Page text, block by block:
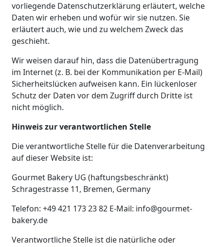
vorliegende Datenschutzerklärung erläutert, welche
Daten wir erheben und wofür wir sie nutzen. Sie
erläutert auch, wie und zu welchem Zweck das
geschieht.
Wir weisen darauf hin, dass die Datenübertragung
im Internet (z. B. bei der Kommunikation per E-Mail)
Sicherheitslücken aufweisen kann. Ein lückenloser
Schutz der Daten vor dem Zugriff durch Dritte ist
nicht möglich.
Hinweis zur verantwortlichen Stelle
Die verantwortliche Stelle für die Datenverarbeitung
auf dieser Website ist:
Gourmet Bakery UG (haftungsbeschränkt)
Schragestrasse 11, Bremen, Germany
Telefon: +49 421 173 23 82 E-Mail: info@gourmet-
bakery.de
Verantwortliche Stelle ist die natürliche oder